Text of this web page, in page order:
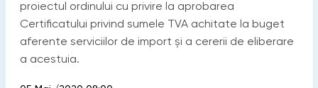
proiectul ordinului cu privire la aprobarea
Certificatului privind sumele TVA achitate la buget
aferente serviciilor de import și a cererii de eliberare
a acestuia.